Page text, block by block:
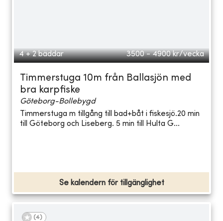
4 + 2 bäddar 3500 - 4900 kr/vecka
Timmerstuga 10m från Ballasjön med
bra karpfiske
Göteborg-Bollebygd
Timmerstuga m tillgång till bad+båt i fiskesjö.20 min
till Göteborg och Liseberg. 5 min till Hulta G...
Se kalendern för tillgänglighet
(4)